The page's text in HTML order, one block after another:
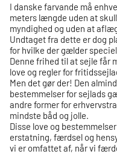
I danske farvande må
meters længde uden at
myndighed og uden at
Undtaget fra dette er dog
for hvilke der gælder
Denne frihed til at sejle får
love og regler for
Men det gør der! Den
bestemmelser for sejlads
andre former for
mindste båd og jolle.
Disse love og
erstatning, færdsel og
vi er omfattet af, når vi